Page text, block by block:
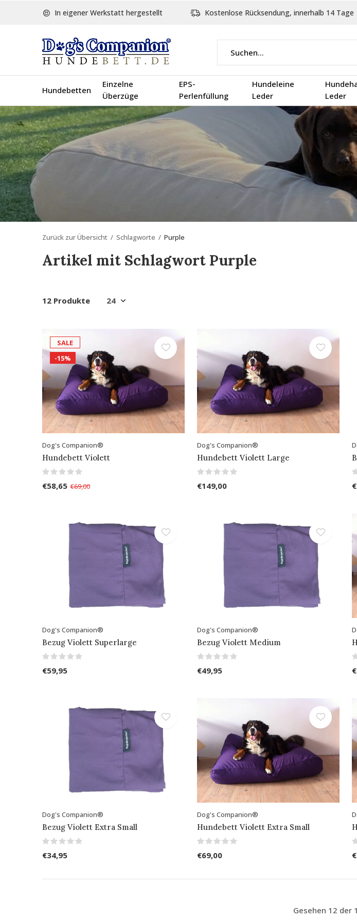
Hundebetten
Einzelne
Überzüge
EPS-
Perlenfüllung
Hundeleine
Leder
Leder
In eigener Werkstatt hergestellt Kostenlose Rücksendung, innerhalb 14 Tage
Zurück zur Übersicht Schlagworte Purple
Artikel mit Schlagwort Purple
12 Produkte
SALE
-15%
Dog's Companion®
Hundebett Violett
€58,65 €69,00
Dog's Companion®
Hundebett Violett Large
€149,00
Dog's Companion®
Bezug Violett Superlarge
€59,95
Dog's Companion®
Bezug Violett Medium
€49,95
Dog's Companion®
Bezug Violett Extra Small
€34,95
Dog's Companion®
Hundebett Violett Extra Small
€69,00
Gesehen 12 der